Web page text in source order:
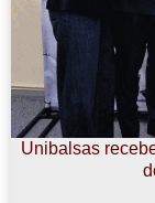
Unibalsas